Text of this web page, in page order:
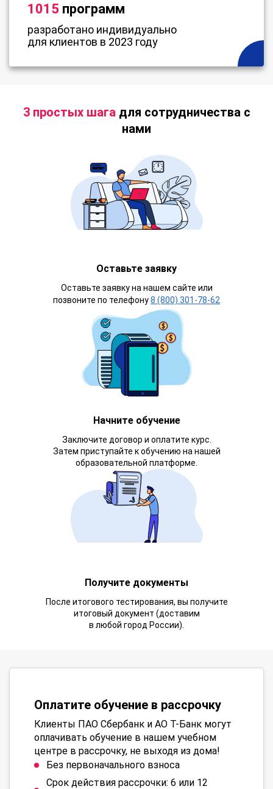
1015 программ
разработано индивидуально
для клиентов в 2023 году
3 простых шагадля сотрудничества с
нами
Оставьте заявку
Оставьте заявку на нашем сайте или
позвоните по телефону8 (800) 301-78-62
Начните обучение
Заключите договор и оплатите курс.
Затем приступайте к обучению на нашей
образовательной платформе.
Получите документы
После итогового тестирования, вы получите
итоговый документ (доставим
в любой город России).
Оплатите обучение в рассрочку
Клиенты ПАО Сбербанк и АО Т-Банк могут
оплачивать обучение в нашем учебном
центре в рассрочку, не выходя из дома!
Без первоначального взноса
Срок действия рассрочки: 6 или 12